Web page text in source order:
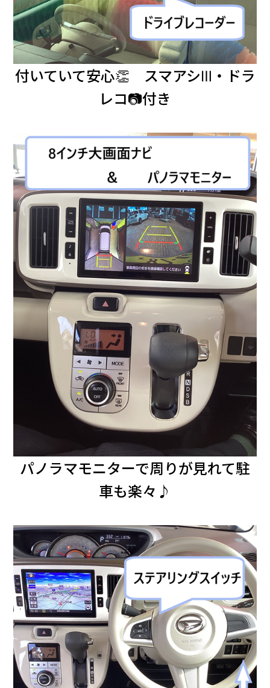
付いていて安心👏 スマアシⅢ・ドラ
レコ📷付き
パノラマモニターで周りが見れて駐
車も楽々♪